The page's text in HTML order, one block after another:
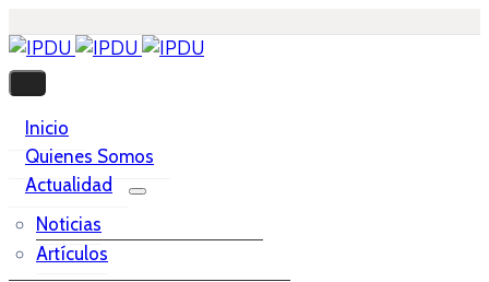
Inicio
Quienes Somos
Actualidad
Noticias
Artículos